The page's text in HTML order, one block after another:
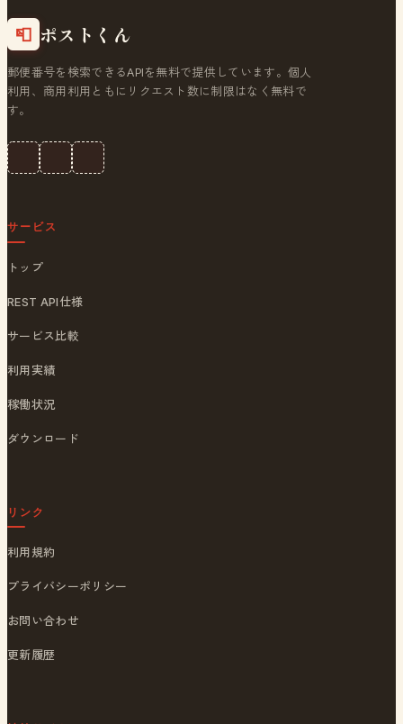
📮 ポストくん
郵便番号を検索できるAPIを無料で提供しています。個人
利用、商用利用ともにリクエスト数に制限はなく無料で
す。
サービス
トップ
REST API仕様
サービス比較
利用実績
稼働状況
ダウンロード
リンク
利用規約
プライバシーポリシー
お問い合わせ
更新履歴